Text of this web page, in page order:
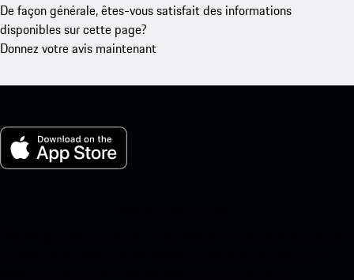
De façon générale, êtes-vous satisfait des informations
disponibles sur cette page?
Donnez votre avis maintenant